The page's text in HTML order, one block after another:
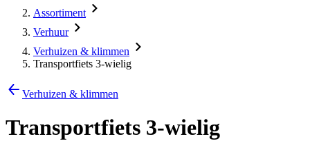
Assortiment
Verhuur
Verhuizen & klimmen
Transportfiets 3-wielig
Verhuizen & klimmen
Transportfiets 3-wielig